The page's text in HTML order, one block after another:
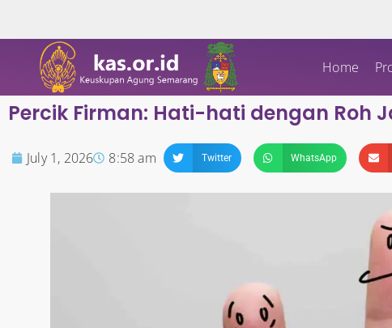
Home
Percik Firman: Hati-hati dengan Roh
July 1, 2026 8:58 am Twitter WhatsApp